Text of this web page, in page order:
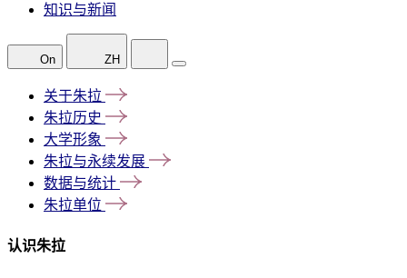
知识与新闻
On ZH
关于朱拉
朱拉历史
大学形象
朱拉与永续发展
数据与统计
朱拉单位
认识朱拉